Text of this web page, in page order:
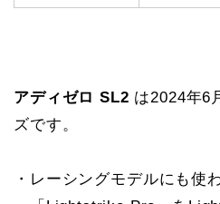
アディゼロ SL2 は2024年6
ズです。
・レーシングモデルにも使